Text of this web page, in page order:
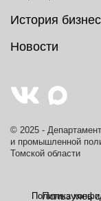
История
Новости
© 2025 -
и промышленной
Томской области
Политика
Пользуясь